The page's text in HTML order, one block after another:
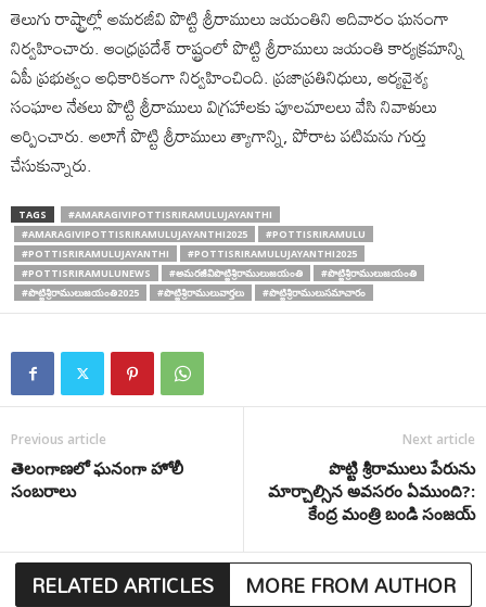
తెలుగు రాష్ట్రాల్లో అమరజీవి పొట్టి శ్రీరాములు జయంతిని ఆదివారం ఘనంగా
నిర్వహించారు. ఆంధ్రప్రదేశ్ రాష్ట్రంలో పొట్టి శ్రీరాములు జయంతి కార్యక్రమాన్ని
ఏపీ ప్రభుత్వం అధికారికంగా నిర్వహించింది. ప్రజాప్రతినిధులు, ఆర్యవైశ్య
సంఘాల నేతలు పొట్టి శ్రీరాములు విగ్రహాలకు పూలమాలలు వేసి నివాళులు
అర్పించారు. అలాగే పొట్టి శ్రీరాములు త్యాగాన్ని, పోరాట పటిమను గుర్తు
చేసుకున్నారు.
TAGS
#AMARAGIVIPOTTISRIRAMULUJAYANTHI
#AMARAGIVIPOTTISRIRAMULUJAYANTHI2025
#POTTISRIRAMULU
#POTTISRIRAMULUJAYANTHI
#POTTISRIRAMULUJAYANTHI2025
#POTTISRIRAMULUNEWS
#అమరజీవిపొట్టిశ్రీరాములుజయంతి
#పొట్టిశ్రీరాములుజయంతి
#పొట్టిశ్రీరాములుజయంతి2025
#పొట్టిశ్రీరాములువార్తలు #పొట్టిశ్రీరాములుసమాచారం
Previous article
తెలంగాణలో ఘనంగా హోలీ
సంబరాలు
Next article
పొట్టి శ్రీరాములు పేరును
మార్చాల్సిన అవసరం ఏముంది?:
కేంద్ర మంత్రి బండి సంజయ్
RELATED ARTICLES MORE FROM AUTHOR